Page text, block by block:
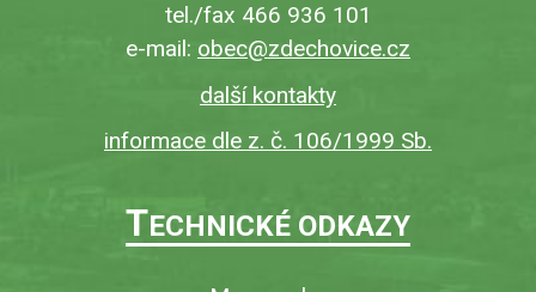
tel./fax 466 936 101
e-mail: obec@zdechovice.cz
další kontakty
informace dle z. č. 106/1999 Sb.
TECHNICKÉ ODKAZY